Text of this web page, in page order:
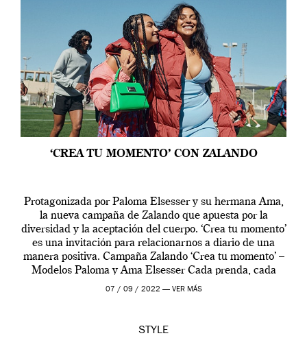
‘CREA TU MOMENTO’ CON ZALANDO
Protagonizada por Paloma Elsesser y su hermana Ama,
la nueva campaña de Zalando que apuesta por la
diversidad y la aceptación del cuerpo. ‘Crea tu momento’
es una invitación para relacionarnos a diario de una
manera positiva. Campaña Zalando ‘Crea tu momento’ –
Modelos Paloma y Ama Elsesser Cada prenda, cada
outfit, cada momento, caracteriza […]
07 / 09 / 2022 — VER MÁS
STYLE